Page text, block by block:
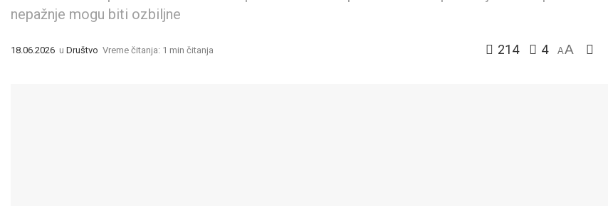
nepažnje mogu biti ozbiljne
18.06.2026 u Društvo Vreme čitanja: 1 min čitanja 214 4 AA